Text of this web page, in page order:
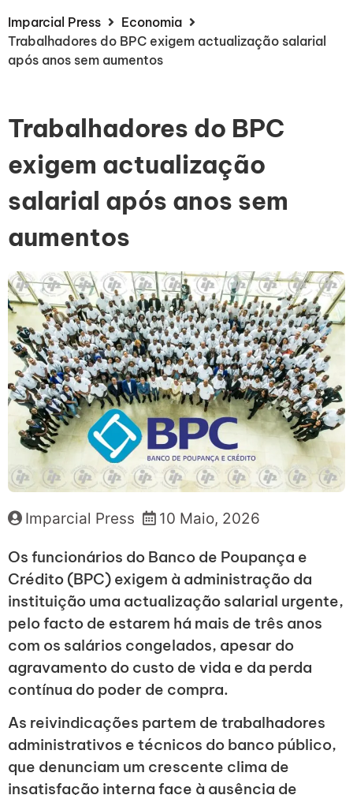
Imparcial Press
Economia
Trabalhadores do BPC exigem actualização salarial
após anos sem aumentos
Trabalhadores do BPC
exigem actualização
salarial após anos sem
aumentos
Imparcial Press 10 Maio, 2026
Os funcionários do Banco de Poupança e
Crédito (BPC) exigem à administração da
instituição uma actualização salarial urgente,
pelo facto de estarem há mais de três anos
com os salários congelados, apesar do
agravamento do custo de vida e da perda
contínua do poder de compra.
As reivindicações partem de trabalhadores
administrativos e técnicos do banco público,
que denunciam um crescente clima de
insatisfação interna face à ausência de